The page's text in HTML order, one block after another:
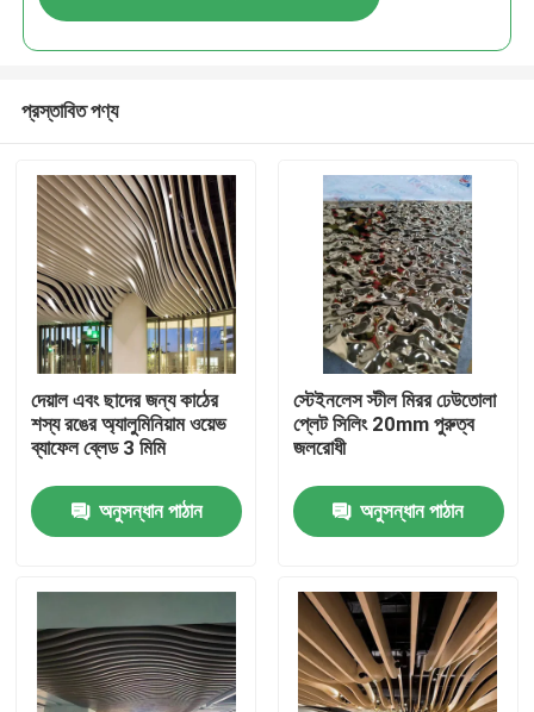
পণ্য
ভিডিও
প্রস্তাবিত পণ্য
দেয়াল এবং ছাদের জন্য কাঠের
শস্য রঙের অ্যালুমিনিয়াম ওয়েভ
ব্যাফেল ব্লেড 3 মিমি
অনুসন্ধান পাঠান
স্টেইনলেস স্টীল মিরর ঢেউতোলা
প্লেট সিলিং 20mm পুরুত্ব
জলরোধী
অনুসন্ধান পাঠান